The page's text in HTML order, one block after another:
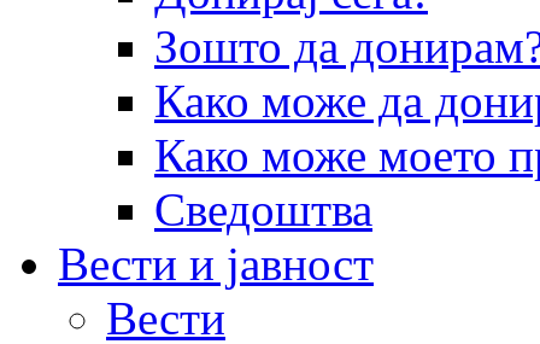
Зошто да
Како може да
Како може моето
Сведоштва
Вести и јавност
Вести